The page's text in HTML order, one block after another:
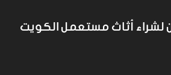
لشراء أثاث مستعمل الكويت